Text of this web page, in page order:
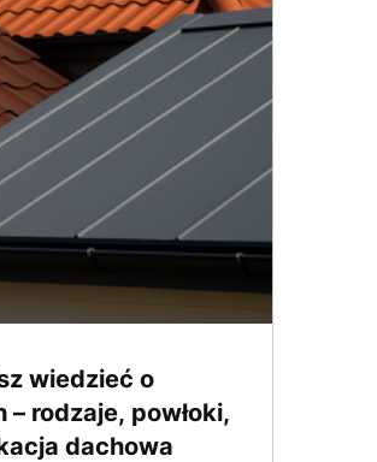
wiedzieć o
rodzaje, powłoki,
dachowa